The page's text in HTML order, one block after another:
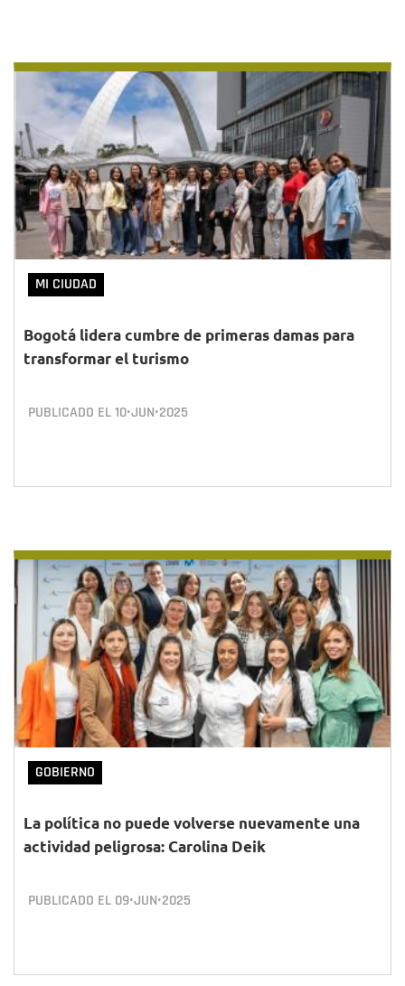
MI CIUDAD
Bogotá lidera cumbre de primeras damas para
transformar el turismo
PUBLICADO EL10•JUN•2025
GOBIERNO
La política no puede volverse nuevamente una
actividad peligrosa: Carolina Deik
PUBLICADO EL 09•JUN•2025